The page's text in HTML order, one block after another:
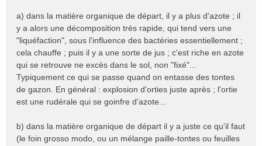
a) dans la matière organique de départ, il y a plus d'azote ; il
y a alors une décomposition très rapide, qui tend vers une
"liquéfaction", sous l'influence des bactéries essentiellement ;
cela chauffe ; puis il y a une sorte de jus ; c'est riche en azote
qui se retrouve ne excès dans le sol, non "fixé"...
Typiquement ce qui se passe quand on entasse des tontes
de gazon. En général : explosion d'orties juste après ; l'ortie
est une rudérale qui se goinfre d'azote...
b) dans la matière organique de départ il y a juste ce qu'il faut
(le foin grosso modo, ou un mélange paille-tontes ou feuilles